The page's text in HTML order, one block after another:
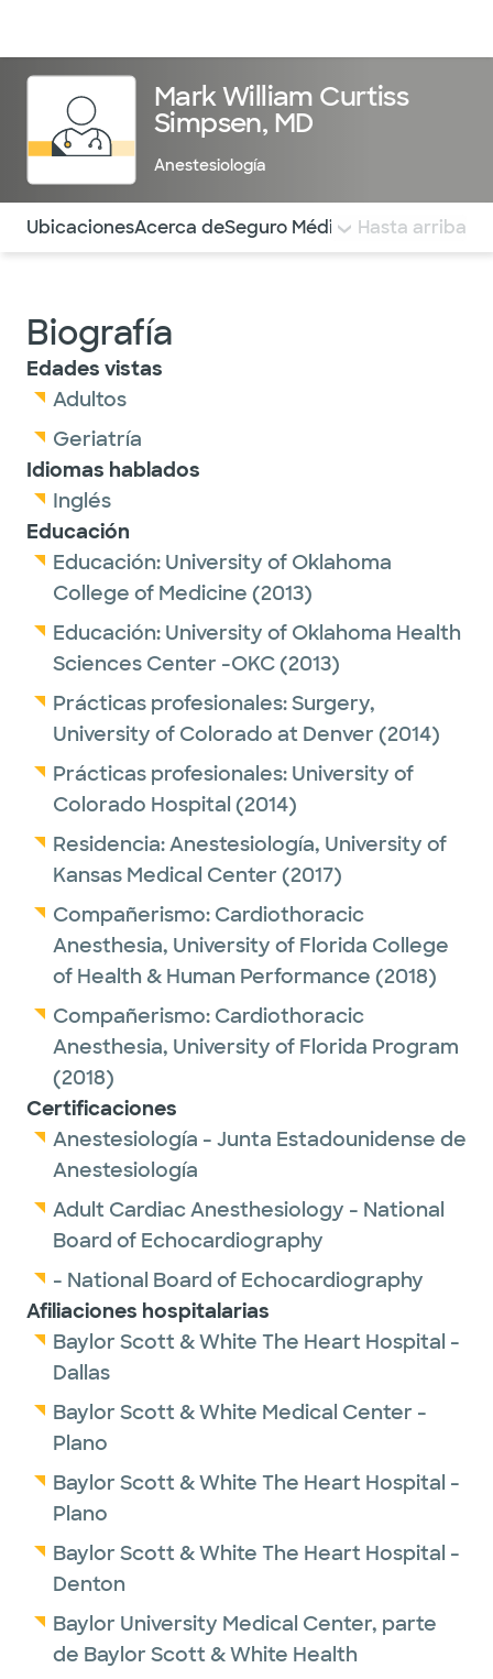
Mark William Curtiss
Simpsen, MD
Anestesiología
Utilice esta navegación para saltar rápidamente a
UbicacionesAcerca deSeguro Médico COMENTARIOS
Hasta arriba
Biografía
Edades vistas
Adultos
Geriatría
Idiomas hablados
Inglés
Educación
Educación: University of Oklahoma
College of Medicine (2013)
Educación: University of Oklahoma Health
Sciences Center -OKC(2013)
Prácticas profesionales:Surgery,
University of Colorado at Denver (2014)
Prácticas profesionales: University of
Colorado Hospital (2014)
Residencia:Anestesiología, University of
Kansas Medical Center (2017)
Compañerismo: Cardiothoracic
Anesthesia, University of Florida College
of Health & Human Performance (2018)
Compañerismo: Cardiothoracic
Anesthesia, University of Florida Program
(2018)
Certificaciones
Anestesiología - Junta Estadounidense de
Anestesiología
Adult Cardiac Anesthesiology - National
Board of Echocardiography
- National Board of Echocardiography
Afiliaciones hospitalarias
Baylor Scott & White The Heart Hospital -
Dallas
Baylor Scott & White Medical Center -
Plano
Baylor Scott & White The Heart Hospital -
Plano
Baylor Scott & White The Heart Hospital -
Denton
Baylor University Medical Center, parte
de Baylor Scott & White Health